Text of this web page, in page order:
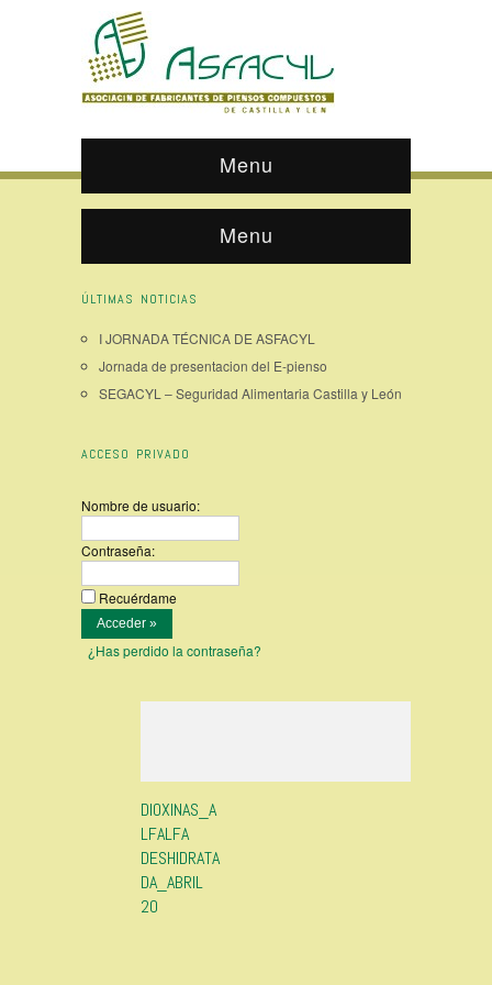
Menu
Menu
ÚLTIMAS NOTICIAS
I JORNADA TÉCNICA DE ASFACYL
Jornada de presentacion del E-pienso
SEGACYL – Seguridad Alimentaria Castilla y León
ACCESO PRIVADO
Nombre de usuario:
Contraseña:
Recuérdame
¿Has perdido la contraseña?
DIOXINAS_A
LFALFA
DESHIDRATA
DA_ABRIL
20